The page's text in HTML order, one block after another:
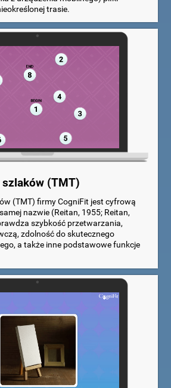
trasie.
(TMT)
(TMT) firmy CogniFit jest cyfrową
nazwie (Reitan, 1955; Reitan,
szybkość przetwarzania,
zdolność do skutecznego
a także inne podstawowe funkcje